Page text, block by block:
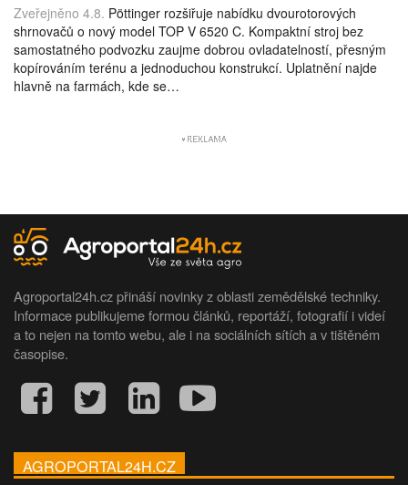
Zveřejněno 4.8. Pöttinger rozšiřuje nabídku dvourotorových
shrnovačů o nový model TOP V 6520 C. Kompaktní stroj bez
samostatného podvozku zaujme dobrou ovladatelností, přesným
kopírováním terénu a jednoduchou konstrukcí. Uplatnění najde
hlavně na farmách, kde se…
Agroportal24h.cz přináší novinky z oblasti zemědělské techniky.
Informace publikujeme formou článků, reportáží, fotografií i videí
a to nejen na tomto webu, ale i na sociálních sítích a v tištěném
časopise.
AGROPORTAL24H.CZ